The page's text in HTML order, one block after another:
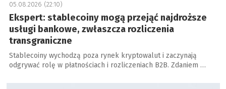
05.08.2026 (22:10)
Ekspert: stablecoiny mogą przejąć najdroższe
usługi bankowe, zwłaszcza rozliczenia
transgraniczne
Stablecoiny wychodzą poza rynek kryptowalut i zaczynają
odgrywać rolę w płatnościach i rozliczeniach B2B. Zdaniem …
a